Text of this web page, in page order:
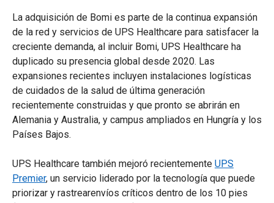
La adquisición de Bomi es parte de la continua expansión
de la red y servicios de UPS Healthcare para satisfacer la
creciente demanda, al incluir Bomi, UPS Healthcare ha
duplicado su presencia global desde 2020. Las
expansiones recientes incluyen instalaciones logísticas
de cuidados de la salud de última generación
recientemente construidas y que pronto se abrirán en
Alemania y Australia, y campus ampliados en Hungría y los
Países Bajos.
UPS Healthcare también mejoró recientemente UPS
Premier, un servicio liderado por la tecnología que puede
priorizar y rastrearenvíos críticos dentro de los 10 pies